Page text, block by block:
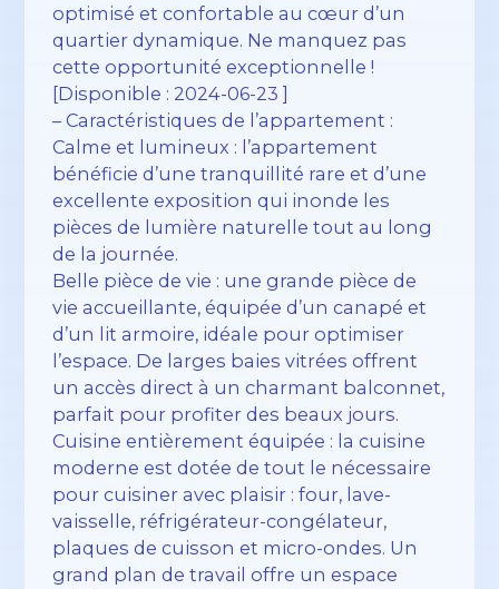
optimisé et confortable au cœur d’un
quartier dynamique. Ne manquez pas
cette opportunité exceptionnelle !
[Disponible : 2024-06-23 ]
– Caractéristiques de l’appartement :
Calme et lumineux : l’appartement
bénéficie d’une tranquillité rare et d’une
excellente exposition qui inonde les
pièces de lumière naturelle tout au long
de la journée.
Belle pièce de vie : une grande pièce de
vie accueillante, équipée d’un canapé et
d’un lit armoire, idéale pour optimiser
l’espace. De larges baies vitrées offrent
un accès direct à un charmant balconnet,
parfait pour profiter des beaux jours.
Cuisine entièrement équipée : la cuisine
moderne est dotée de tout le nécessaire
pour cuisiner avec plaisir : four, lave-
vaisselle, réfrigérateur-congélateur,
plaques de cuisson et micro-ondes. Un
grand plan de travail offre un espace